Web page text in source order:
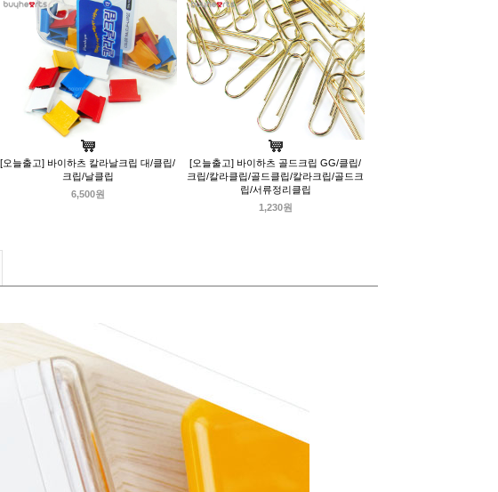
[오늘출고] 바이하츠 칼라날크립 대/클립/
크립/날클립
6,500원
[오늘출고] 바이하츠 골드크립 GG/클립/
크립/칼라클립/골드클립/칼라크립/골드크
립/서류정리클립
1,230원